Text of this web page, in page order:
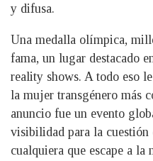
y difusa.
Una medalla olímpica,
fama, un lugar destacado
reality shows. A todo eso
la mujer transgénero más
anuncio fue un evento
visibilidad para la cuestión
cualquiera que escape a la